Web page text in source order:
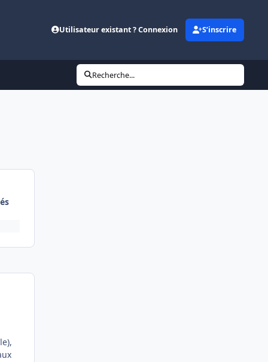
Utilisateur existant ? Connexion S’inscrire
Recherche...